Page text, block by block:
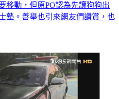
移動，但原PO認為先讓狗狗出
墊。善舉也引來網友們讚賞，也